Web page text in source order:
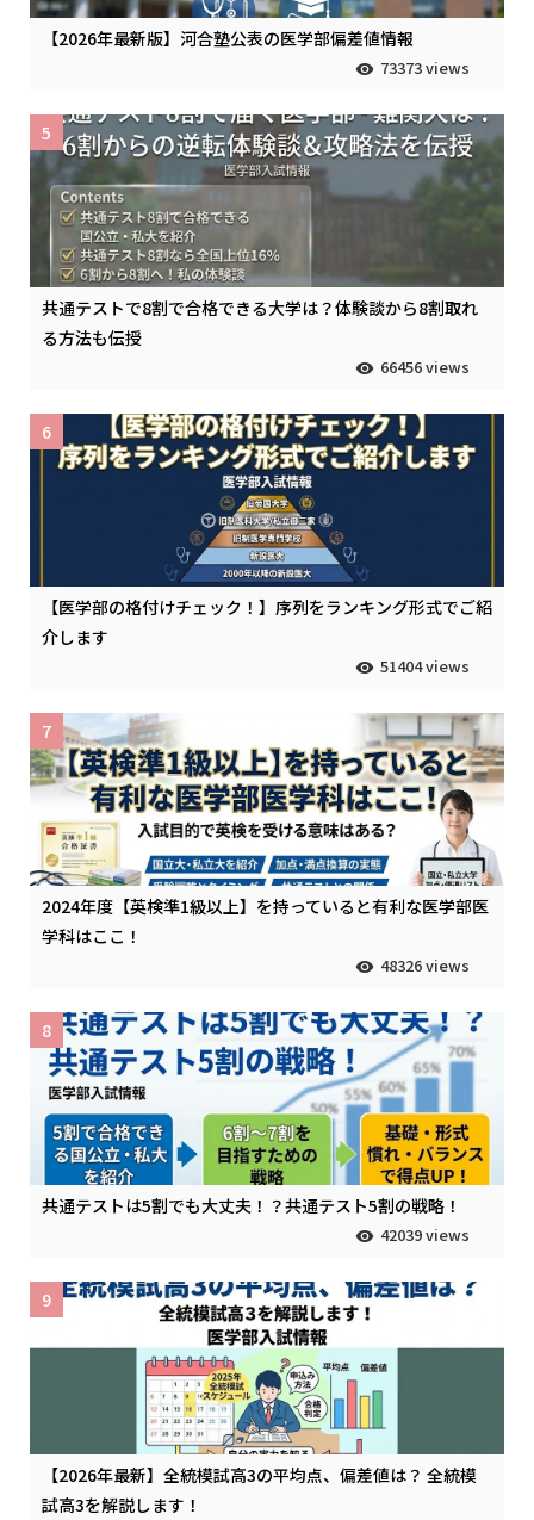
【2026年最新版】河合塾公表の医学部偏差値情報
73373 views
共通テストで8割で合格できる大学は？体験談から8割取れ
る方法も伝授
66456 views
5
【医学部の格付けチェック！】序列をランキング形式でご紹
介します
51404 views
6
2024年度【英検準1級以上】を持っていると有利な医学部医
学科はここ！
48326 views
7
共通テストは5割でも大丈夫！？共通テスト5割の戦略！
42039 views
8
【2026年最新】全統模試高3の平均点、偏差値は？ 全統模
試高3を解説します！
9